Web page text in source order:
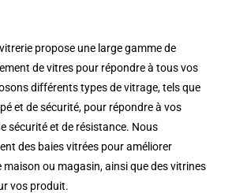
propose une large gamme de
de vitres pour répondre à tous vos
différents types de vitrage, tels que
et de sécurité, pour répondre à vos
sécurité et de résistance. Nous
des baies vitrées pour améliorer
maison ou magasin, ainsi que des vitrines
vos produit.